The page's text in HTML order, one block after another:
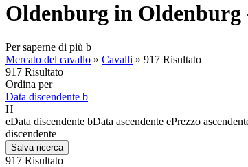
Oldenburg in
Per saperne di più b
Mercato del cavallo » Cavalli » 917 Risultato
917 Risultato
Ordina per
Data discendente b
H
eData discendente bData ascendente ePrezzo
discendente
Salva ricerca
917 Risultato